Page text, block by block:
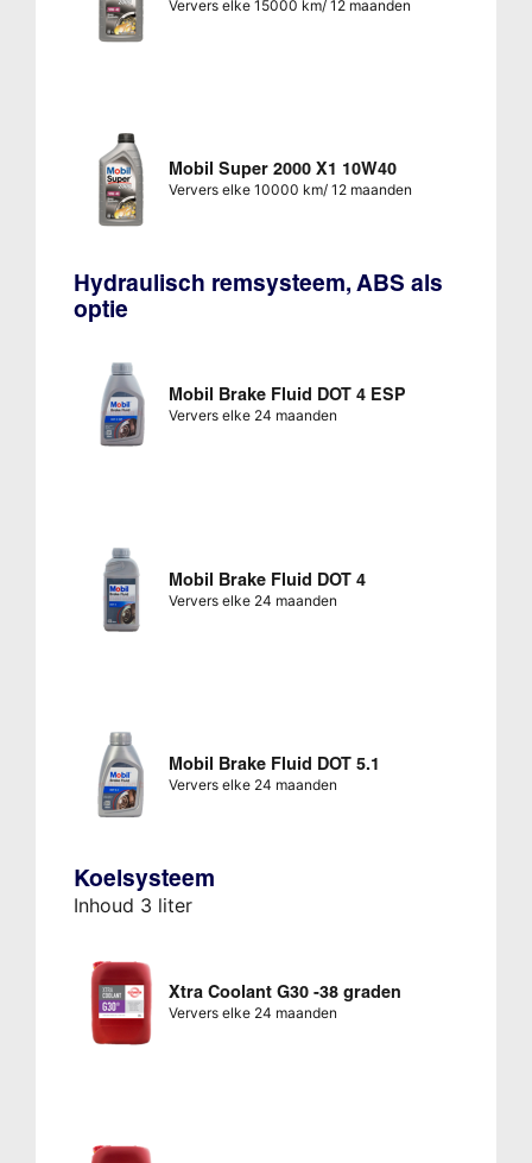
Ververs elke 15000 km/ 12 maanden
Mobil Super 2000 X1 10W40
Ververs elke 10000 km/ 12 maanden
Hydraulisch remsysteem, ABS als
optie
Mobil Brake Fluid DOT 4 ESP
Ververs elke 24 maanden
Mobil Brake Fluid DOT 4
Ververs elke 24 maanden
Mobil Brake Fluid DOT 5.1
Ververs elke 24 maanden
Koelsysteem
Inhoud 3 liter
Xtra Coolant G30 -38 graden
Ververs elke 24 maanden